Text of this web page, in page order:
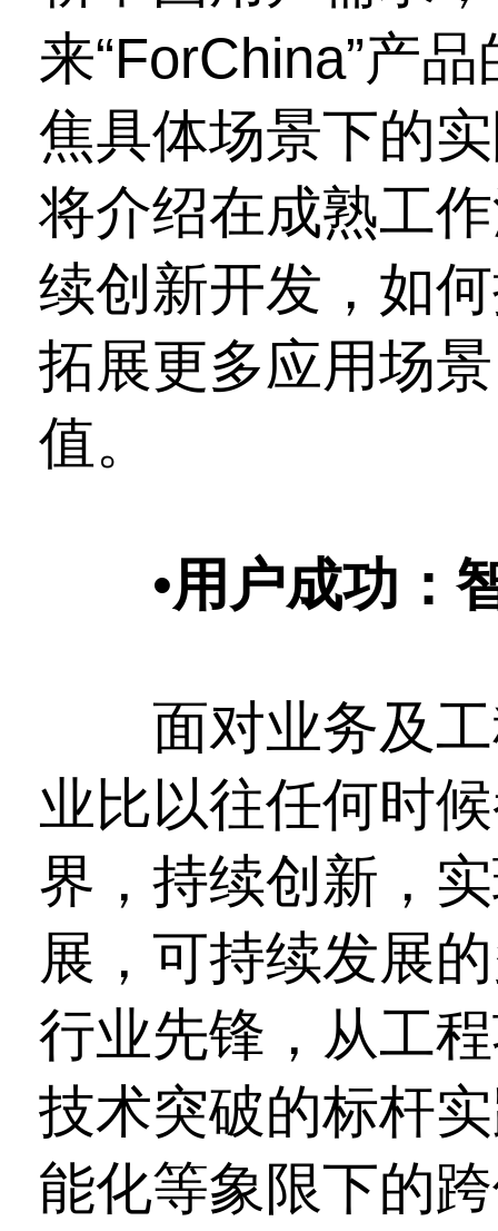
来“ForChina”产
焦具体场景下的
将介绍在成熟工
续创新开发，如
拓展更多应用场
值。
•用户成功：
面对业务及工
业比以往任何时
界，持续创新，
展，可持续发展
行业先锋，从工
技术突破的标杆
能化等象限下的